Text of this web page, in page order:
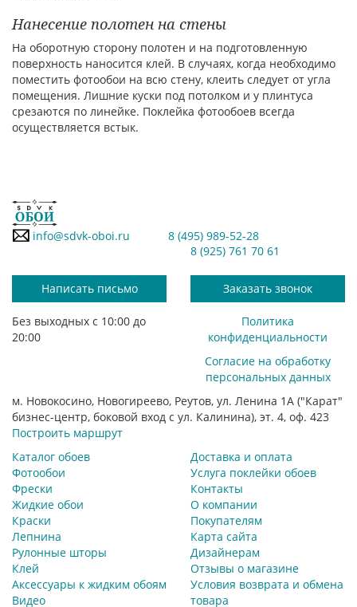
Нанесение полотен на стены
На оборотную сторону полотен и на подготовленную
поверхность наносится клей. В случаях, когда необходимо
поместить фотообои на всю стену, клеить следует от угла
помещения. Лишние куски под потолком и у плинтуса
срезаются по линейке. Поклейка фотообоев всегда
осуществляется встык.
info@sdvk-oboi.ru
8 (495) 989-52-28
8 (925) 761 70 61
Написать письмо Заказать звонок
Без выходных с 10:00 до
20:00
Политика
конфиденциальности
Согласие на обработку
персональных данных
м. Новокосино, Новогиреево, Реутов, ул. Ленина 1А ("Карат"
бизнес-центр, боковой вход с ул. Калинина), эт. 4, оф. 423
Построить маршрут
Каталог обоев
Фотообои
Фрески
Жидкие обои
Краски
Лепнина
Рулонные шторы
Клей
Аксессуары к жидким обоям
Видео
Доставка и оплата
Услуга поклейки обоев
Контакты
О компании
Покупателям
Карта сайта
Дизайнерам
Отзывы о магазине
Условия возврата и обмена
товара